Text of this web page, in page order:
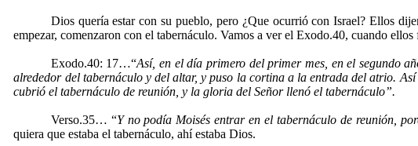
Dios quería estar con su pueblo, pero ¿Que ocurrió con Israel? Ellos
empezar, comenzaron con el tabernáculo. Vamos a ver el Exodo.40, cuando
Exodo.40: 17…“Así, en el día primero del primer mes, en el segundo
alrededor del tabernáculo y del altar, y puso la cortina a la entrada del atrio.
cubrió el tabernáculo de reunión, y la gloria del Señor llenó el tabernáculo”.
Verso.35… “Y no podía Moisés entrar en el tabernáculo de reunión,
quiera que estaba el tabernáculo, ahí estaba Dios.